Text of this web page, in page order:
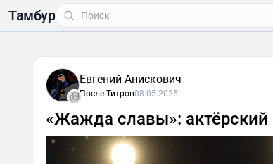
Тамбур
Евгений Анискович
После Титров08.05.2025
«Жажда славы»: